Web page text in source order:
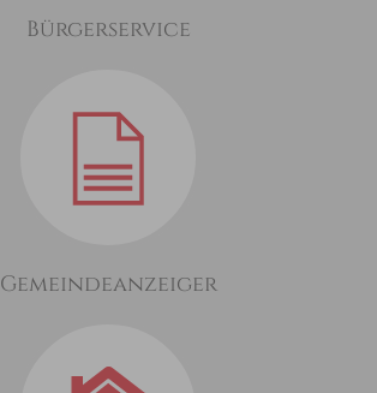
Bürgerservice
Gemeindeanzeiger